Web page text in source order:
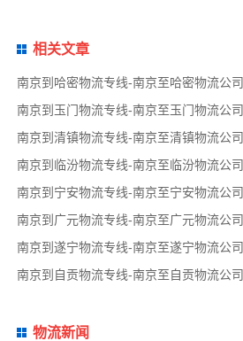
相关文章
南京到哈密物流专线-南京至哈密物流公司
南京到玉门物流专线-南京至玉门物流公司
南京到清镇物流专线-南京至清镇物流公司
南京到临汾物流专线-南京至临汾物流公司
南京到宁安物流专线-南京至宁安物流公司
南京到广元物流专线-南京至广元物流公司
南京到遂宁物流专线-南京至遂宁物流公司
南京到自贡物流专线-南京至自贡物流公司
物流新闻